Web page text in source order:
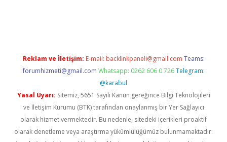
Reklam ve İletişim: E-mail: backlinkpaneli@gmail.com Teams:
forumhizmeti@gmail.com Whatsapp: 0262 606 0 726 Telegram:
@karabul
Yasal Uyarı: Sitemiz, 5651 Sayılı Kanun gereğince Bilgi Teknolojileri
ve İletişim Kurumu (BTK) tarafından onaylanmış bir Yer Sağlayıcı
olarak hizmet vermektedir. Bu nedenle, sitedeki içerikleri proaktif
olarak denetleme veya araştırma yükümlülüğümüz bulunmamaktadır.